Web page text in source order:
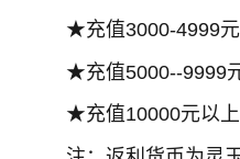
★充值3000-4999
★充值5000--9999
★充值10000元以